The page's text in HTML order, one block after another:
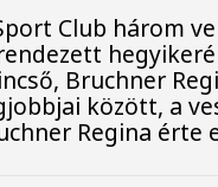
Club három
Bruchner
között, a
Regina érte